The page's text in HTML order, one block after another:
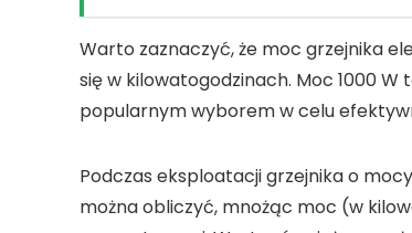
Warto zaznaczyć, że moc grzejnika
się w kilowatogodzinach. Moc 1000
popularnym wyborem w celu
Podczas eksploatacji grzejnika o
można obliczyć, mnożąc moc (w